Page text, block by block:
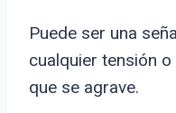
Puede ser una
cualquier tensión
que se agrave.